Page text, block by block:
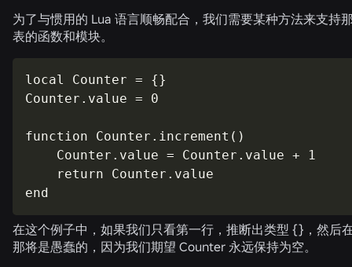
为了与惯用的 Lua 语言顺畅配合，我们需要某种方法来支持
表的函数和模块。
local Counter = {}
Counter.value = 0
function Counter.increment()
    Counter.value = Counter.value + 1
    return Counter.value
end
在这个例子中，如果我们只看第一行，推断出类型 {} ，然后
那将是愚蠢的，因为我们期望 Counter 永远保持为空。